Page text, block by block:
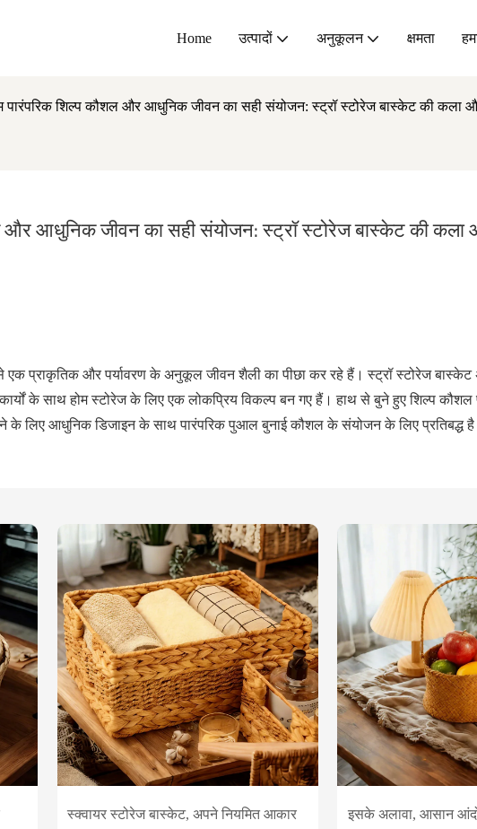
Home उत्पादों अनुकूलन क्षमता
पारंपरिक शिल्प कौशल और आधुनिक जीवन का सही संयोजन: स्ट्रॉ स्टोरेज बास्केट की कला
आधुनिक जीवन का सही संयोजन: स्ट्रॉ स्टोरेज बास्केट की कला
प्राकृतिक और पर्यावरण के अनुकूल जीवन शैली का पीछा कर रहे हैं। स्ट्रॉ स्टोरेज बास्केट
कार्यों के साथ होम स्टोरेज के लिए एक लोकप्रिय विकल्प बन गए हैं। हाथ से बुने हुए शिल्प
के लिए आधुनिक डिजाइन के साथ पारंपरिक पुआल बुनाई कौशल के संयोजन के लिए प्रतिबद्ध है
स्क्वायर स्टोरेज बास्केट, अपने नियमित आकार
इसके अलावा, आसान